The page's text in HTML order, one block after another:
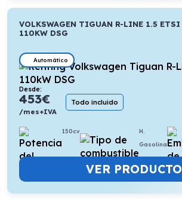
VOLKSWAGEN TIGUAN R-LINE 1.5 ETSI
110KW DSG
Automático
Desde:
453€
/mes+IVA
Todo incluido
150cv
H.
Gasolina
VER PRODUCTO